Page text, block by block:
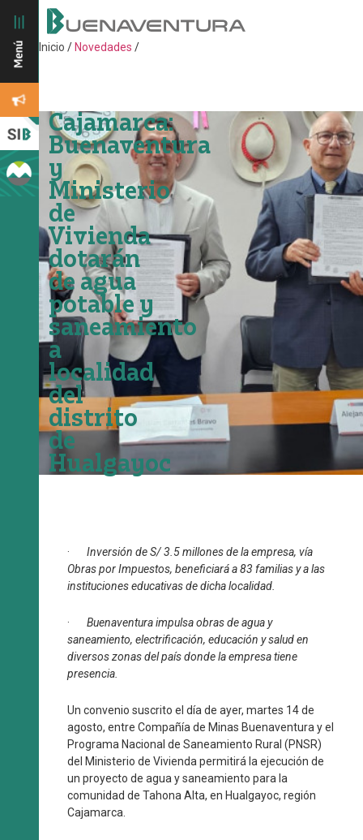
Inicio / Novedades /
Cajamarca:
Buenaventura
y
Ministerio
de
Vivienda
dotarán
de agua
potable y
saneamiento
a
localidad
del
distrito
de
Hualgayoc
· Inversión de S/ 3.5 millones de la empresa, vía
Obras por Impuestos, beneficiará a 83 familias y a las
instituciones educativas de dicha localidad.
· Buenaventura impulsa obras de agua y
saneamiento, electrificación, educación y salud en
diversos zonas del país donde la empresa tiene
presencia.
Un convenio suscrito el día de ayer, martes 14 de
agosto, entre Compañía de Minas Buenaventura y el
Programa Nacional de Saneamiento Rural (PNSR)
del Ministerio de Vivienda permitirá la ejecución de
un proyecto de agua y saneamiento para la
comunidad de Tahona Alta, en Hualgayoc, región
Cajamarca.